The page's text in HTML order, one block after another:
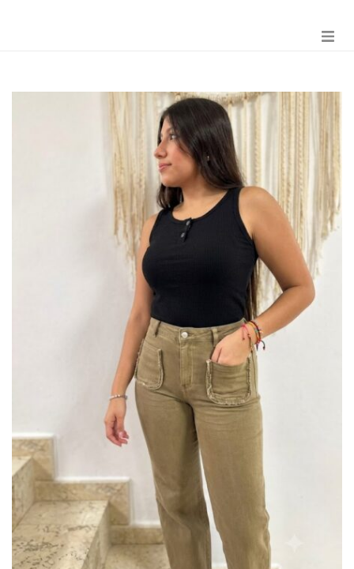
FIANZA TIKTOK
MODA CHICA
BEAUTY
PERFUMES
BISUTERIA
BOLSOS Y MONEDEROS
CALZADO
COMPLEMENTOS
TECNOLOGIA
HOGAR